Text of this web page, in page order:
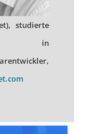
studierte
in